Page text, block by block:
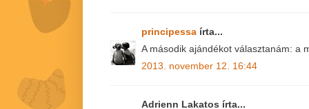
principessa írta...
A második ajándékot választanám: a
2013. november 12. 16:44
Adrienn Lakatos írta...